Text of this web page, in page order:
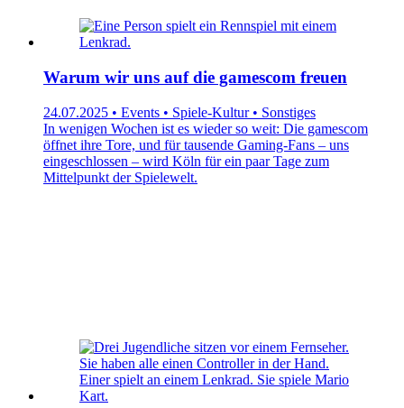
Warum wir uns auf die gamescom freuen
24.07.2025 • Events • Spiele-Kultur • Sonstiges
In wenigen Wochen ist es wieder so weit: Die gamescom
öffnet ihre Tore, und für tausende Gaming-Fans – uns
eingeschlossen – wird Köln für ein paar Tage zum
Mittelpunkt der Spielewelt.